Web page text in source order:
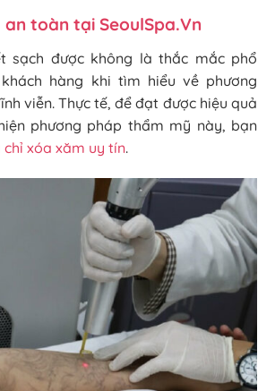
an toàn tại SeoulSpa.Vn
sạch được không là thắc mắc phổ
hàng khi tìm hiểu về phương
viễn. Thực tế, để đạt được hiệu quả
phương pháp thẩm mỹ này, bạn
chỉ xóa xăm uy tín.